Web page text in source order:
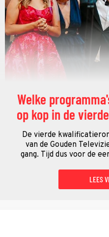
Welke
op kop in de
De vierde
van de Gouden
gang. Tijd dus voor de
LEES